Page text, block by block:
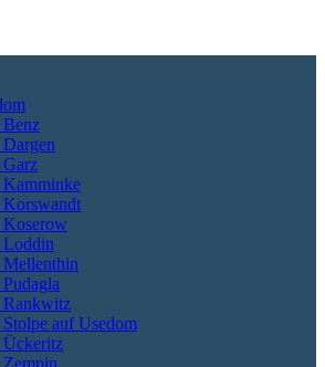
die Verwaltung für einen großen Bereich
erstreckt sich vom Seebad Zempin im
Grenze bei Garz und Kamminke im
Brücke im Süden der Insel.
Benz
Garz
Kamminke
Korswandt
Koserow
Loddin
Mellenthin
Rankwitz
auf Usedom
Ückeritz